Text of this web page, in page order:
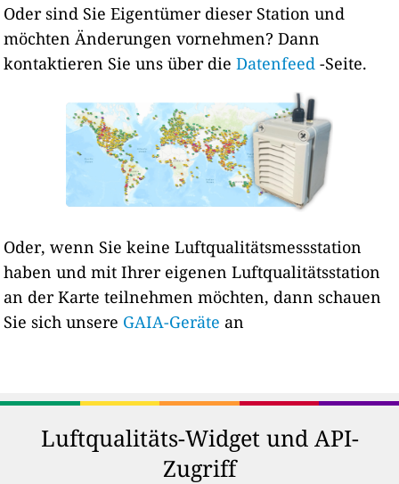
Oder sind Sie Eigentümer dieser Station und
möchten Änderungen vornehmen? Dann
kontaktieren Sie uns über dieDatenfeed -Seite.
Oder, wenn Sie keine Luftqualitätsmessstation
haben und mit Ihrer eigenen Luftqualitätsstation
an der Karte teilnehmen möchten, dann schauen
Sie sich unsere GAIA-Geräte an
Luftqualitäts-Widget und API-
Zugriff